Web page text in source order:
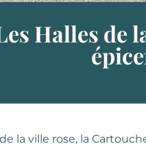
Halles de
la ville rose, la